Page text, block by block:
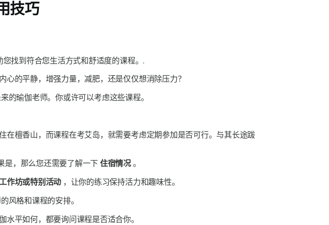
技巧
找到符合您生活方式和舒适度的课程。.
心的平静，增强力量，减肥，还是仅仅想消除压力？
的瑜伽老师。你或许可以考虑这些课程。
在檀香山，而课程在考艾岛，就需要考虑定期参加是否可行。与其长途跋
是，那么您还需要了解一下 住宿情况 。
作坊或特别活动 ，让你的练习保持活力和趣味性。
风格和课程的安排。
水平如何，都要询问课程是否适合你。